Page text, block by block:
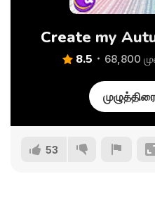
Create my
8.5 68,800
53